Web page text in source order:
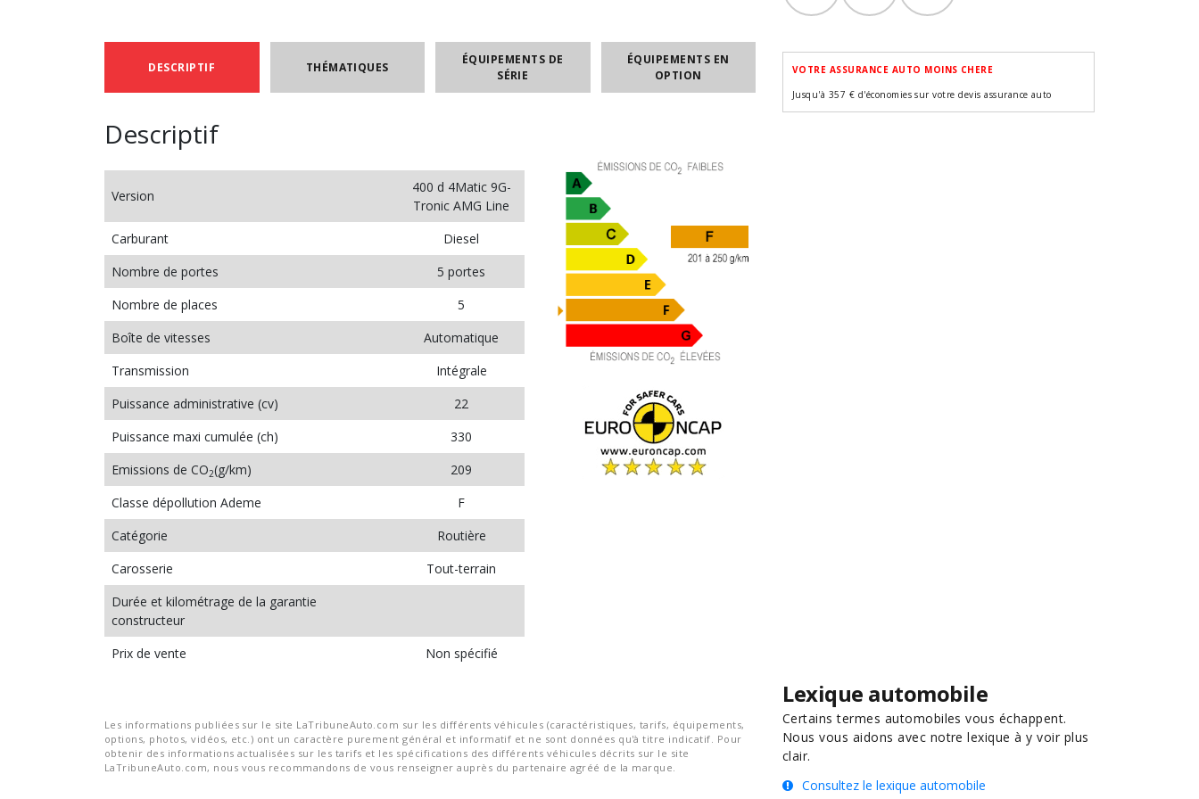
DESCRIPTIF THÉMATIQUES
ÉQUIPEMENTS DE
SÉRIE
ÉQUIPEMENTS EN
OPTION
Descriptif
Version
400 d 4Matic 9G-
Tronic AMG Line
Carburant
Diesel
Nombre de portes
5 portes
Nombre de places
5
Boîte de vitesses
Automatique
Transmission
Intégrale
Puissance administrative (cv)
22
Puissance maxi cumulée (ch)
330
Emissions de CO2(g/km)
209
Classe dépollution Ademe
F
Catégorie
Routière
Carosserie
Tout-terrain
Durée et kilométrage de la garantie
constructeur
Prix de vente
Non spécifié
Les informations publiées sur le site LaTribuneAuto.com sur les différents véhicules (caractéristiques, tarifs, équipements,
options, photos, vidéos, etc.) ont un caractère purement général et informatif et ne sont données qu'à titre indicatif. Pour
obtenir des informations actualisées sur les tarifs et les spécifications des différents véhicules décrits sur le site
LaTribuneAuto.com, nous vous recommandons de vous renseigner auprès du partenaire agréé de la marque.
VOTRE ASSURANCE AUTO MOINS CHERE
Jusqu'à 357 € d'économies sur votre devis assurance auto
Lexique automobile
Certains termes automobiles vous échappent.
Nous vous aidons avec notre lexique à y voir plus
clair.
Consultez le lexique automobile